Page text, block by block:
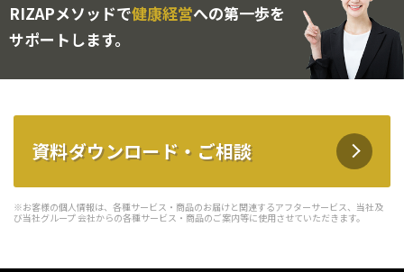
RIZAPメソッドで健康経営への第一歩を
サポートします。
資料ダウンロード・ご相談
※お客様の個人情報は、各種サービス・商品のお届けと関連するアフターサービス、当社及
び当社グループ 会社からの各種サービス・商品のご案内等に使用させていただきます。